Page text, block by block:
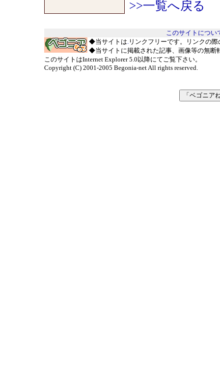
>>一覧へ戻る
このサイトについ
◆当サイトは. リンクフリーです。リンクの
◆当サイトに掲載された記事、画像等の無断
このサイトはInternet Explorer 5.0以降にてご覧下さい。
Copyright (C) 2001-2005 Begonia-net All rights reserved.